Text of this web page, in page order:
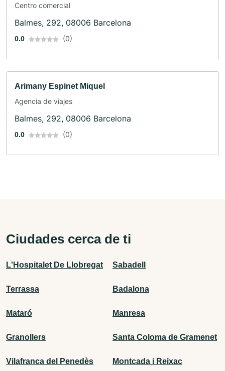
Centro comercial
Balmes, 292, 08006 Barcelona
0.0 (0)
Arimany Espinet Miquel
Agencia de viajes
Balmes, 292, 08006 Barcelona
0.0 (0)
Ciudades cerca de ti
L'Hospitalet De Llobregat Sabadell
Terrassa Badalona
Mataró Manresa
Granollers Santa Coloma de Gramenet
Vilafranca del Penedès Montcada i Reixac